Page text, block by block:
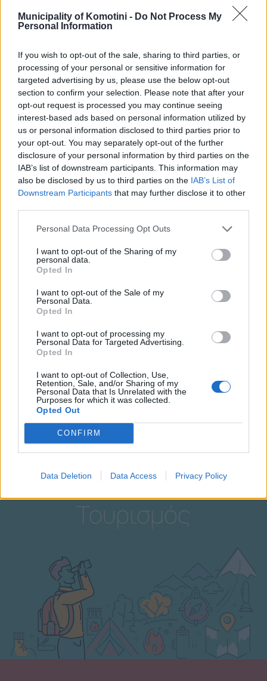
Municipality of Komotini - Do Not Process My
Personal Information
If you wish to opt-out of the sale, sharing to third parties, or
processing of your personal or sensitive information for
targeted advertising by us, please use the below opt-out
section to confirm your selection. Please note that after your
opt-out request is processed you may continue seeing
interest-based ads based on personal information utilized by
us or personal information disclosed to third parties prior to
your opt-out. You may separately opt-out of the further
disclosure of your personal information by third parties on the
IAB’s list of downstream participants. This information may
also be disclosed by us to third parties on the IAB’s List of
Downstream Participants that may further disclose it to other
Personal Data Processing Opt Outs
I want to opt-out of the Sharing of my
personal data.
Opted In
I want to opt-out of the Sale of my
Personal Data.
Opted In
I want to opt-out of processing my
Personal Data for Targeted Advertising.
Opted In
I want to opt-out of Collection, Use,
Retention, Sale, and/or Sharing of my
Personal Data that Is Unrelated with the
Purposes for which it was collected.
Opted Out
CONFIRM
Data Deletion Data Access Privacy Policy
ΠΡΟΣΒΑΣΙΜΟΤΗΤΑ
Εθελοντισμός
Τουρισμός